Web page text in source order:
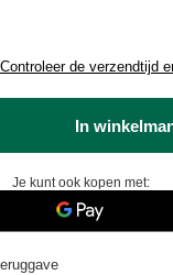
Controleer de verzendtijd
In
Je kunt ook kopen met: